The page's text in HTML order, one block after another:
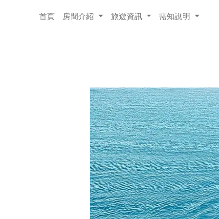
首頁 房間介紹 旅遊資訊 需知說明